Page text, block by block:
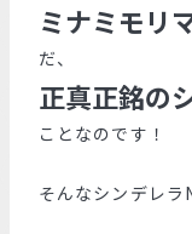
ミナミモリ
だ、
正真正銘の
ことなのです！
そんなシンデレラ